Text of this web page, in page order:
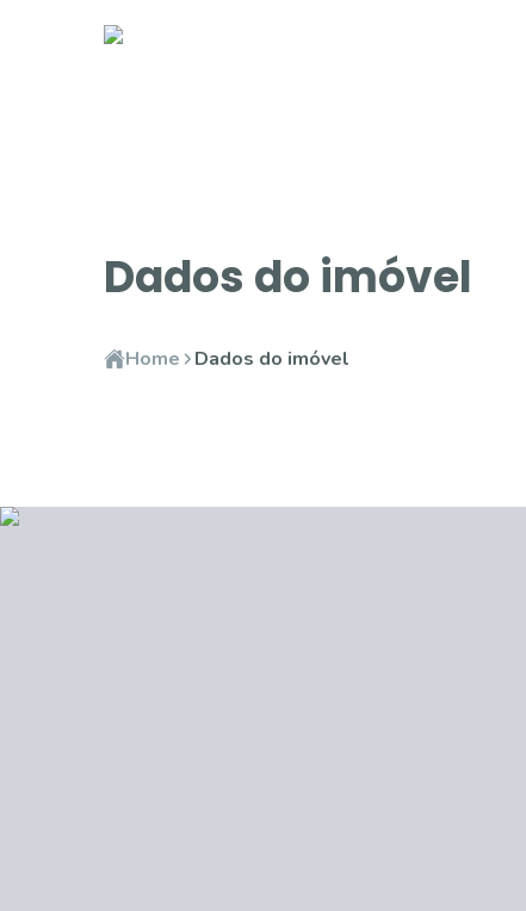
Dados do imóvel
Home Dados do imóvel